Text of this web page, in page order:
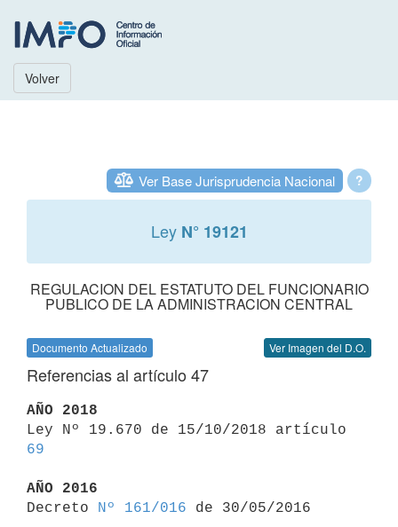
Volver
?
Ver Base Jurisprudencia Nacional
Ley N° 19121
REGULACION DEL ESTATUTO DEL FUNCIONARIO
PUBLICO DE LA ADMINISTRACION CENTRAL
Documento Actualizado Ver Imagen del D.O.
Referencias al artículo 47
AÑO 2018
69
AÑO 2016
Decreto
Nº 161/016 de 30/05/2016